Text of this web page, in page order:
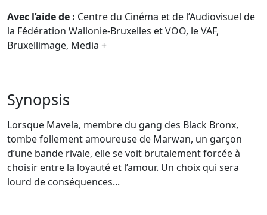
Avec l’aide de : Centre du Cinéma et de l’Audiovisuel de
la Fédération Wallonie-Bruxelles et VOO, le VAF,
Bruxellimage, Media +
Synopsis
Lorsque Mavela, membre du gang des Black Bronx,
tombe follement amoureuse de Marwan, un garçon
d’une bande rivale, elle se voit brutalement forcée à
choisir entre la loyauté et l’amour. Un choix qui sera
lourd de conséquences...